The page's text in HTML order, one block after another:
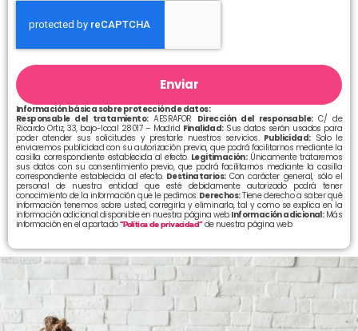
Enviar
Información básica sobre protección de datos:
Responsable del tratamiento:AESRAFOR Dirección del responsable:C/ de
Ricardo Ortiz, 33, bajo-local 28017 – Madrid Finalidad:Sus datos serán usados para
poder atender sus solicitudes y prestarle nuestros servicios. Publicidad:Solo le
enviaremos publicidad con su autorización previa, que podrá facilitarnos mediante la
casilla correspondiente establecida al efecto. Legitimación:Únicamente trataremos
sus datos con su consentimiento previo, que podrá facilitarnos mediante la casilla
correspondiente establecida al efecto.Destinatarios:Con carácter general, sólo el
personal de nuestra entidad que esté debidamente autorizado podrá tener
conocimiento de la información que le pedimos.Derechos:Tiene derecho a saber qué
información tenemos sobre usted, corregirla y eliminarla, tal y como se explica en la
información adicional disponible en nuestra página web.Información adicional:Más
información en el apartado“Política de privacidad”de nuestra página web